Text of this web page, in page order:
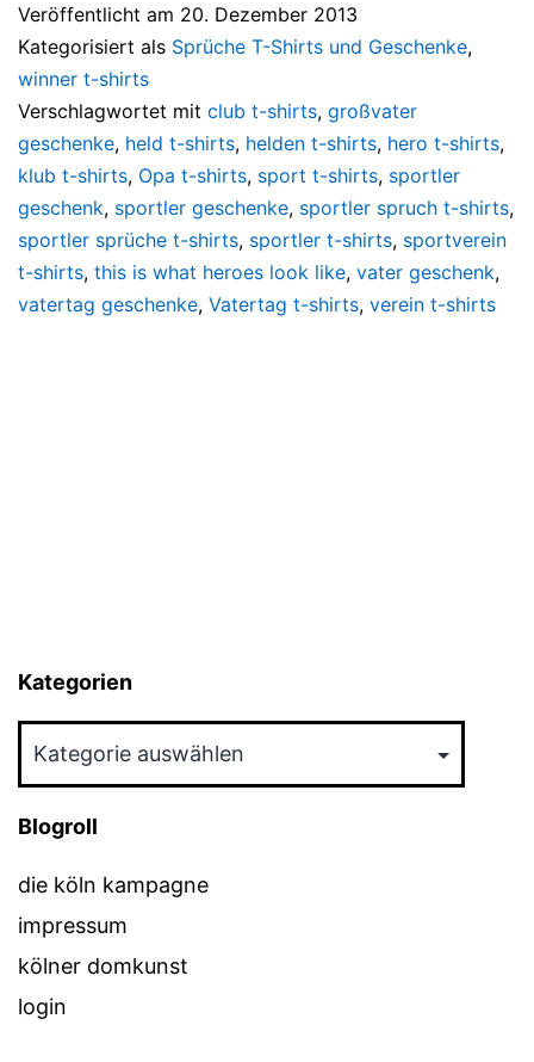
Veröffentlicht am 20. Dezember 2013
Kategorisiert als Sprüche T-Shirts und Geschenke,
winner t-shirts
Verschlagwortet mit club t-shirts, großvater
geschenke, held t-shirts, helden t-shirts, hero t-shirts,
klub t-shirts, Opa t-shirts, sport t-shirts, sportler
geschenk, sportler geschenke, sportler spruch t-shirts,
sportler sprüche t-shirts, sportler t-shirts, sportverein
t-shirts, this is what heroes look like, vater geschenk,
vatertag geschenke, Vatertag t-shirts, verein t-shirts
Kategorien
Blogroll
die köln kampagne
impressum
kölner domkunst
login